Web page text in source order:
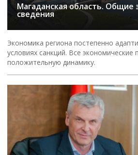
Магаданская область. Общие
сведения
Экономика региона постепенно
условиях санкций. Все экономические
положительную динамику.